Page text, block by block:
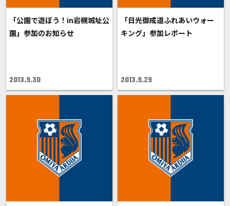
「公園で遊ぼう！in岩槻城址公
園」参加のお知らせ
2013.9.30
「日光御成道ふれあいウォー
キング」参加レポート
2013.9.29